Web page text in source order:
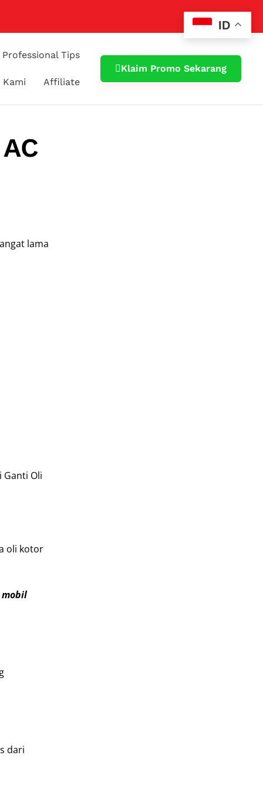
Professional Tips
Kami Affiliate
Klaim Promo Sekarang
lama
Ganti Oli
oli kotor
mobil
dari
ID